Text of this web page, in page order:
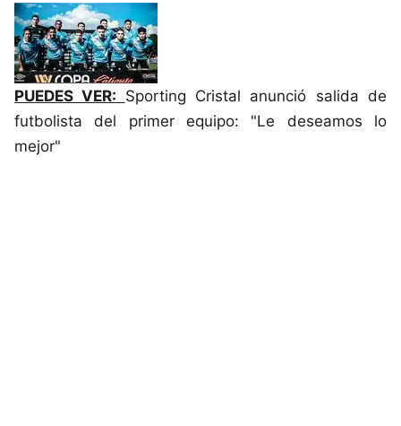
PUEDES VER: Sporting Cristal anunció salida de
futbolista del primer equipo: "Le deseamos lo
mejor"